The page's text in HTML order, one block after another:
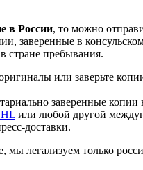
в России, то можно
заверенные в
стране пребывания.
или заверьте
заверенные копии
или любой другой
доставки.
мы легализуем только